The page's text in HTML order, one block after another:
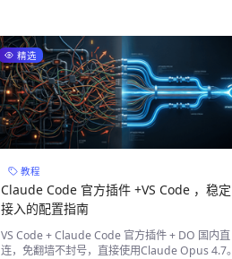
精选
教程
Claude Code 官方插件 +VS Code ，稳定
接入的配置指南
VS Code + Claude Code 官方插件 + DO 国内直
连，免翻墙不封号，直接使用Claude Opus 4.7。